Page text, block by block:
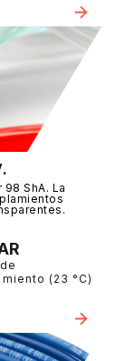
ShA. La
(23 °C)